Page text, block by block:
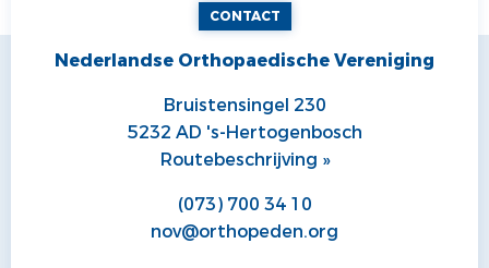
CONTACT
Nederlandse Orthopaedische Vereniging
Bruistensingel 230
5232 AD 's-Hertogenbosch
Routebeschrijving »
(073) 700 34 10
nov@orthopeden.org